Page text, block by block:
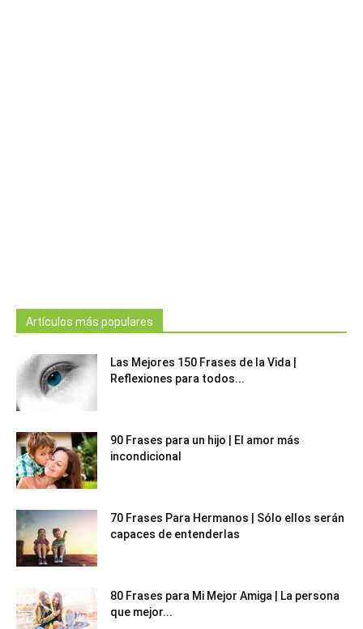
Artículos más populares
Las Mejores 150 Frases de la Vida |
Reflexiones para todos...
90 Frases para un hijo | El amor más
incondicional
70 Frases Para Hermanos | Sólo ellos serán
capaces de entenderlas
80 Frases para Mi Mejor Amiga | La persona
que mejor...